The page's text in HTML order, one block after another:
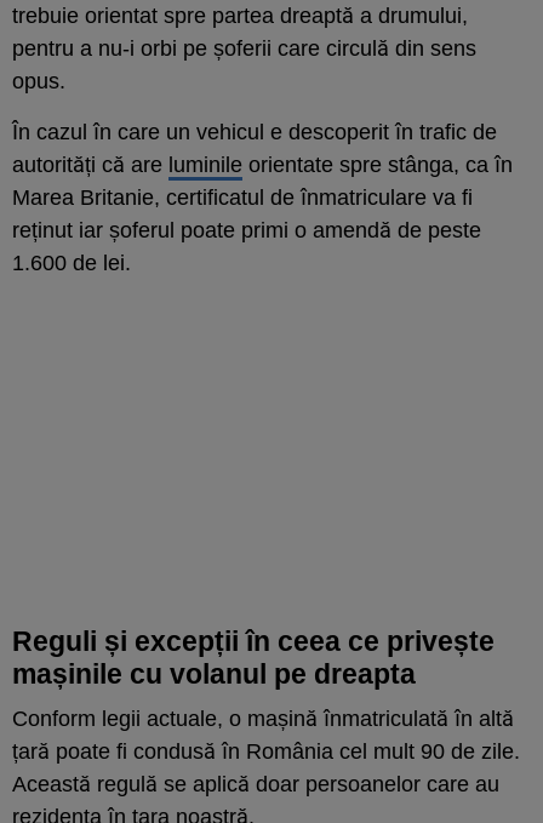
trebuie orientat spre partea dreaptă a drumului,
pentru a nu-i orbi pe șoferii care circulă din sens
opus.
În cazul în care un vehicul e descoperit în trafic de
autorități că are luminile orientate spre stânga, ca în
Marea Britanie, certificatul de înmatriculare va fi
reținut iar șoferul poate primi o amendă de peste
1.600 de lei.
Reguli și excepții în ceea ce privește
mașinile cu volanul pe dreapta
Conform legii actuale, o mașină înmatriculată în altă
țară poate fi condusă în România cel mult 90 de zile.
Această regulă se aplică doar persoanelor care au
rezidența în țara noastră.